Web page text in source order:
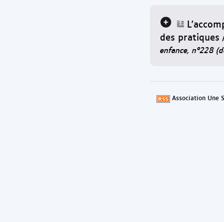
des pratiques
enfance, n°228
Association Une